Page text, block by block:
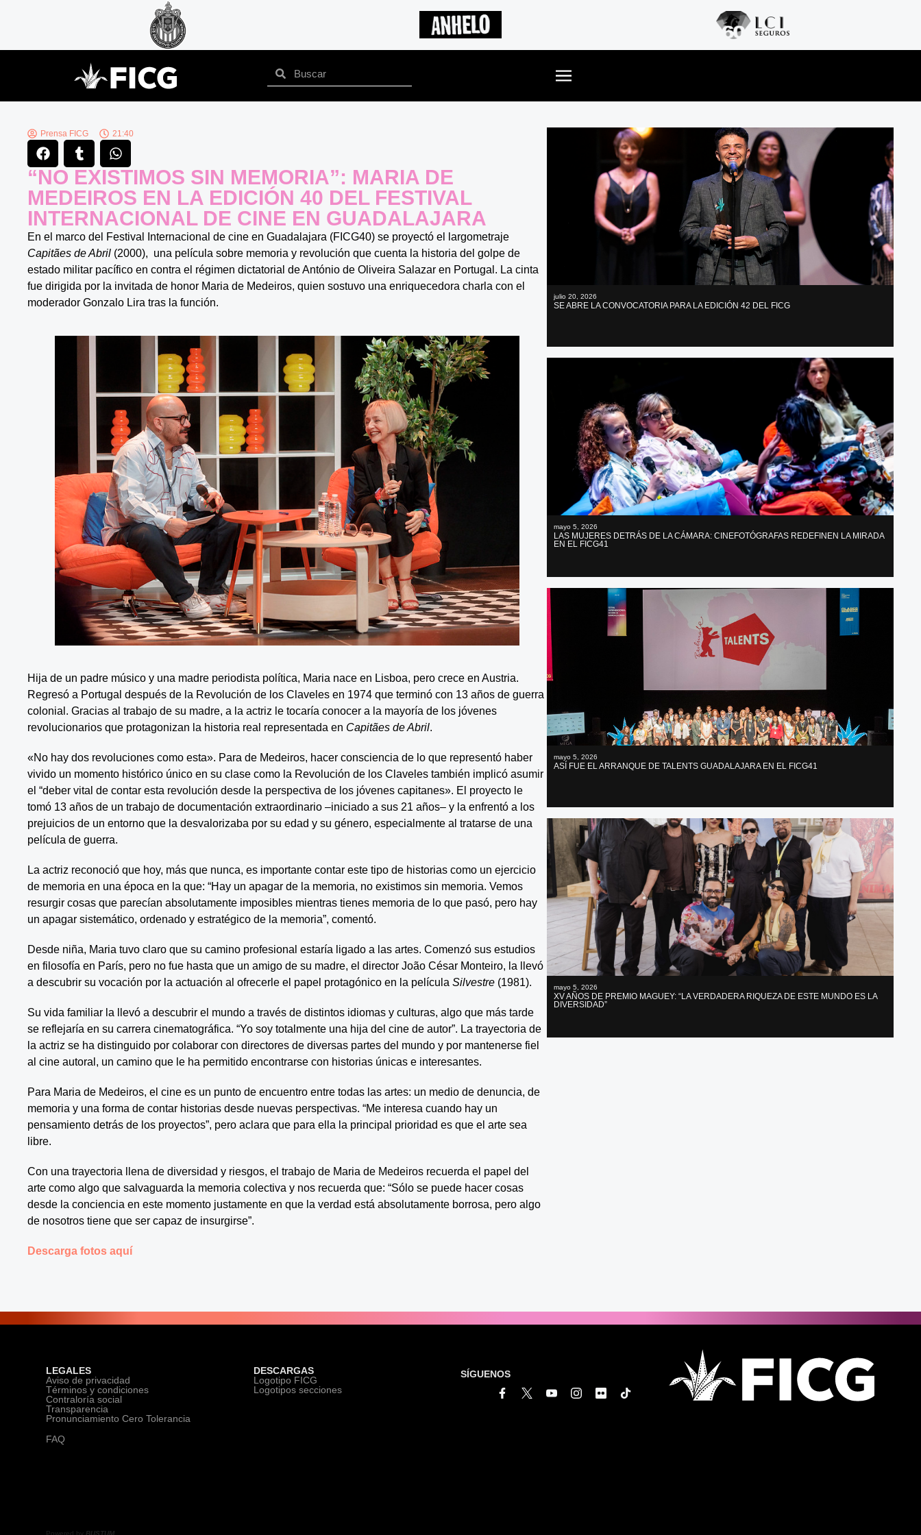
Prensa FICG 21:40
“NO EXISTIMOS SIN MEMORIA”: MARIA DE
MEDEIROS EN LA EDICIÓN 40 DEL FESTIVAL
INTERNACIONAL DE CINE EN GUADALAJARA
En el marco del Festival Internacional de cine en Guadalajara (FICG40) se proyectó el largometraje
Capitães de Abril (2000), una película sobre memoria y revolución que cuenta la historia del golpe de
estado militar pacífico en contra el régimen dictatorial de António de Oliveira Salazar en Portugal. La cinta
fue dirigida por la invitada de honor Maria de Medeiros, quien sostuvo una enriquecedora charla con el
moderador Gonzalo Lira tras la función.
Hija de un padre músico y una madre periodista política, Maria nace en Lisboa, pero crece en Austria.
Regresó a Portugal después de la Revolución de los Claveles en 1974 que terminó con 13 años de guerra
colonial. Gracias al trabajo de su madre, a la actriz le tocaría conocer a la mayoría de los jóvenes
revolucionarios que protagonizan la historia real representada en Capitães de Abril.
«No hay dos revoluciones como esta». Para de Medeiros, hacer consciencia de lo que representó haber
vivido un momento histórico único en su clase como la Revolución de los Claveles también implicó asumir
el “deber vital de contar esta revolución desde la perspectiva de los jóvenes capitanes». El proyecto le
tomó 13 años de un trabajo de documentación extraordinario –iniciado a sus 21 años– y la enfrentó a los
prejuicios de un entorno que la desvalorizaba por su edad y su género, especialmente al tratarse de una
película de guerra.
La actriz reconoció que hoy, más que nunca, es importante contar este tipo de historias como un ejercicio
de memoria en una época en la que: “Hay un apagar de la memoria, no existimos sin memoria. Vemos
resurgir cosas que parecían absolutamente imposibles mientras tienes memoria de lo que pasó, pero hay
un apagar sistemático, ordenado y estratégico de la memoria”, comentó.
Desde niña, Maria tuvo claro que su camino profesional estaría ligado a las artes. Comenzó sus estudios
en filosofía en París, pero no fue hasta que un amigo de su madre, el director João César Monteiro, la llevó
a descubrir su vocación por la actuación al ofrecerle el papel protagónico en la películaSilvestre (1981).
Su vida familiar la llevó a descubrir el mundo a través de distintos idiomas y culturas, algo que más tarde
se reflejaría en su carrera cinematográfica. “Yo soy totalmente una hija del cine de autor”. La trayectoria de
la actriz se ha distinguido por colaborar con directores de diversas partes del mundo y por mantenerse fiel
al cine autoral, un camino que le ha permitido encontrarse con historias únicas e interesantes.
Para Maria de Medeiros, el cine es un punto de encuentro entre todas las artes: un medio de denuncia, de
memoria y una forma de contar historias desde nuevas perspectivas. “Me interesa cuando hay un
pensamiento detrás de los proyectos”, pero aclara que para ella la principal prioridad es que el arte sea
libre.
Con una trayectoria llena de diversidad y riesgos, el trabajo de Maria de Medeiros recuerda el papel del
arte como algo que salvaguarda la memoria colectiva y nos recuerda que: “Sólo se puede hacer cosas
desde la conciencia en este momento justamente en que la verdad está absolutamente borrosa, pero algo
de nosotros tiene que ser capaz de insurgirse”.
Descarga fotos aquí
julio 20, 2026
SE ABRE LA CONVOCATORIA PARA LA EDICIÓN 42 DEL FICG
mayo 5, 2026
LAS MUJERES DETRÁS DE LA CÁMARA: CINEFOTÓGRAFAS REDEFINEN LA MIRADA
EN EL FICG41
mayo 5, 2026
ASÍ FUE EL ARRANQUE DE TALENTS GUADALAJARA EN EL FICG41
mayo 5, 2026
XV AÑOS DE PREMIO MAGUEY: “LA VERDADERA RIQUEZA DE ESTE MUNDO ES LA
DIVERSIDAD”
LEGALES
Aviso de privacidad
Términos y condiciones
Contraloría social
Transparencia
Pronunciamiento Cero Tolerancia
FAQ
DESCARGAS
Logotipo FICG
Logotipos secciones
SÍGUENOS
Powered by BUSTUM